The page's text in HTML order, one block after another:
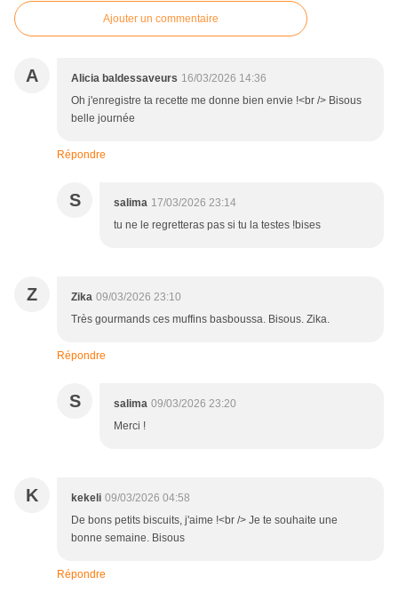
Ajouter un commentaire
A Alicia baldessaveurs 16/03/2026 14:36
Oh j'enregistre ta recette me donne bien envie !<br /> Bisous
belle journée
Répondre
S salima 17/03/2026 23:14
tu ne le regretteras pas si tu la testes !bises
Z Zika 09/03/2026 23:10
Très gourmands ces muffins basboussa. Bisous. Zika.
Répondre
S salima 09/03/2026 23:20
Merci !
K kekeli 09/03/2026 04:58
De bons petits biscuits, j'aime !<br /> Je te souhaite une
bonne semaine. Bisous
Répondre